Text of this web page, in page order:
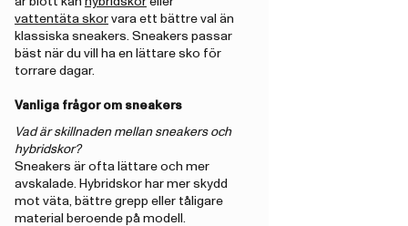
vattentäta skor vara ett bättre val än
klassiska sneakers. Sneakers passar
bäst när du vill ha en lättare sko för
torrare dagar.
Vanliga frågor om sneakers
Vad är skillnaden mellan sneakers och
hybridskor?
Sneakers är ofta lättare och mer
avskalade. Hybridskor har mer skydd
mot väta, bättre grepp eller tåligare
material beroende på modell.